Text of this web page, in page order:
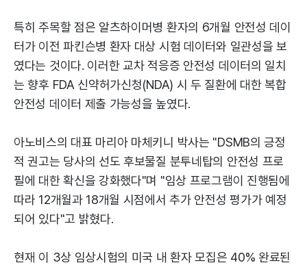
특히 주목할 점은 알츠하이머병 환자의 6개월 안전성 데이
터가 이전 파킨슨병 환자 대상 시험 데이터와 일관성을 보
였다는 것이다. 이러한 교차 적응증 안전성 데이터의 일치
는 향후 FDA 신약허가신청(NDA) 시 두 질환에 대한 복합
안전성 데이터 제출 가능성을 높였다.
아노비스의 대표 마리아 마체키니 박사는 "DSMB의 긍정
적 권고는 당사의 선도 후보물질 분투네탑의 안전성 프로
필에 대한 확신을 강화했다"며 "임상 프로그램이 진행됨에
따라 12개월과 18개월 시점에서 추가 안전성 평가가 예정
되어 있다"고 밝혔다.
현재 이 3상 임상시험의 미국 내 환자 모집은 40% 완료된